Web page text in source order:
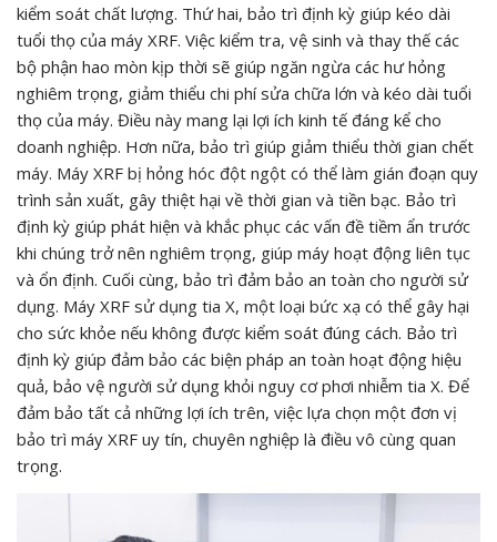
kiểm soát chất lượng. Thứ hai, bảo trì định kỳ giúp kéo dài
tuổi thọ của máy XRF. Việc kiểm tra, vệ sinh và thay thế các
bộ phận hao mòn kịp thời sẽ giúp ngăn ngừa các hư hỏng
nghiêm trọng, giảm thiểu chi phí sửa chữa lớn và kéo dài tuổi
thọ của máy. Điều này mang lại lợi ích kinh tế đáng kể cho
doanh nghiệp. Hơn nữa, bảo trì giúp giảm thiểu thời gian chết
máy. Máy XRF bị hỏng hóc đột ngột có thể làm gián đoạn quy
trình sản xuất, gây thiệt hại về thời gian và tiền bạc. Bảo trì
định kỳ giúp phát hiện và khắc phục các vấn đề tiềm ẩn trước
khi chúng trở nên nghiêm trọng, giúp máy hoạt động liên tục
và ổn định. Cuối cùng, bảo trì đảm bảo an toàn cho người sử
dụng. Máy XRF sử dụng tia X, một loại bức xạ có thể gây hại
cho sức khỏe nếu không được kiểm soát đúng cách. Bảo trì
định kỳ giúp đảm bảo các biện pháp an toàn hoạt động hiệu
quả, bảo vệ người sử dụng khỏi nguy cơ phơi nhiễm tia X. Để
đảm bảo tất cả những lợi ích trên, việc lựa chọn một đơn vị
bảo trì máy XRF uy tín, chuyên nghiệp là điều vô cùng quan
trọng.